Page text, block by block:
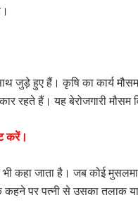
जुड़े हुए हैं। कृषि का कार्य
रहते हैं। यह बेरोजगारी मौसम
करें।
कहा जाता है। जब कोई
पर पत्नी से उसका तलाक या